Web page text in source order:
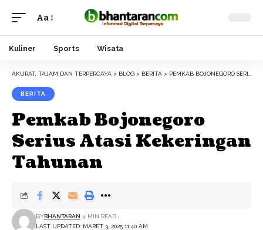
Font
Resizer
Aa
Kuliner Sports Wisata
AKURAT, TAJAM DAN TERPERCAYA > BLOG > BERITA > PEMKAB BOJONEGORO SERIUS ATASI KEKERINGAN TAHUNAN
BERITA
Pemkab Bojonegoro
Serius Atasi Kekeringan
Tahunan
LAST UPDATED: MARET 3, 2025 11:40 AM
BYBHANTARAN 4 MIN READ